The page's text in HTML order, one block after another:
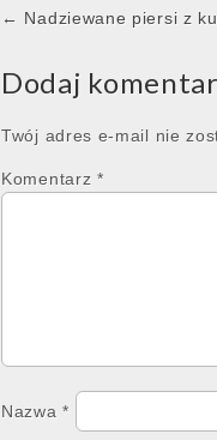
Post
← Nadziewane piersi z
Dodaj
Twój adres e-mail nie
Komentarz *
Nazwa*